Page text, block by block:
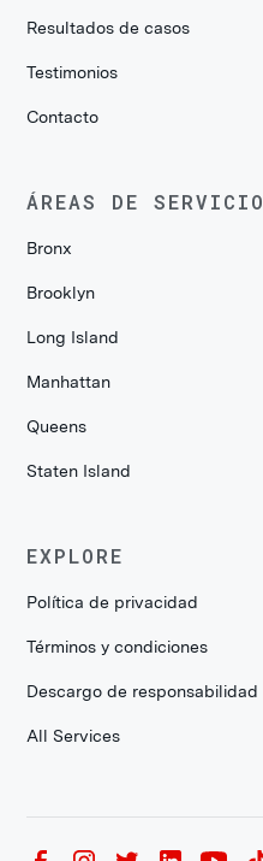
Resultados de casos
Testimonios
Contacto
ÁREAS DE SERVICIO
Bronx
Brooklyn
Long Island
Manhattan
Queens
Staten Island
EXPLORE
Política de privacidad
Términos y condiciones
Descargo de responsabilidad
All Services